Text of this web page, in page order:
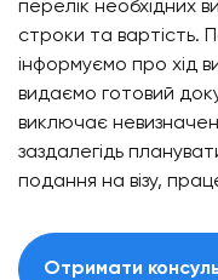
перелік необхідних
строки та вартість.
інформуємо про хід
видаємо готовий
виключає
заздалегідь
подання на візу,
Отримати